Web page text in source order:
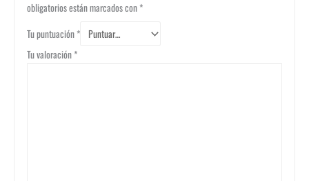
obligatorios están marcados con*
Tu puntuación*
Tu valoración*